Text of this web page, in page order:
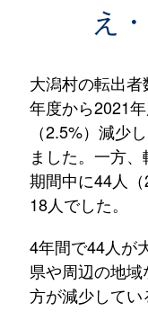
え
大潟村の転出
年度から2021
（2.5%）減少
ました。一方
期間中に44人
18人でした。
4年間で44人が
県や周辺の地
方が減少してい